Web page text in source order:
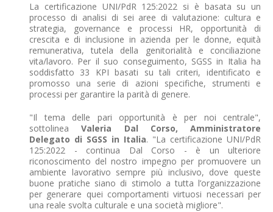
La certificazione UNI/PdR 125:2022 si è basata su un
processo di analisi di sei aree di valutazione: cultura e
strategia, governance e processi HR, opportunità di
crescita e di inclusione in azienda per le donne, equità
remunerativa, tutela della genitorialità e conciliazione
vita/lavoro. Per il suo conseguimento, SGSS in Italia ha
soddisfatto 33 KPI basati su tali criteri, identificato e
promosso una serie di azioni specifiche, strumenti e
processi per garantire la parità di genere.
"Il tema delle pari opportunità è per noi centrale",
sottolineaValeria Dal Corso, Amministratore
Delegato di SGSS in Italia. "La certificazione UNI/PdR
125:2022 - continua Dal Corso - è un ulteriore
riconoscimento del nostro impegno per promuovere un
ambiente lavorativo sempre più inclusivo, dove queste
buone pratiche siano di stimolo a tutta l’organizzazione
per generare quei comportamenti virtuosi necessari per
una reale svolta culturale e una società migliore".